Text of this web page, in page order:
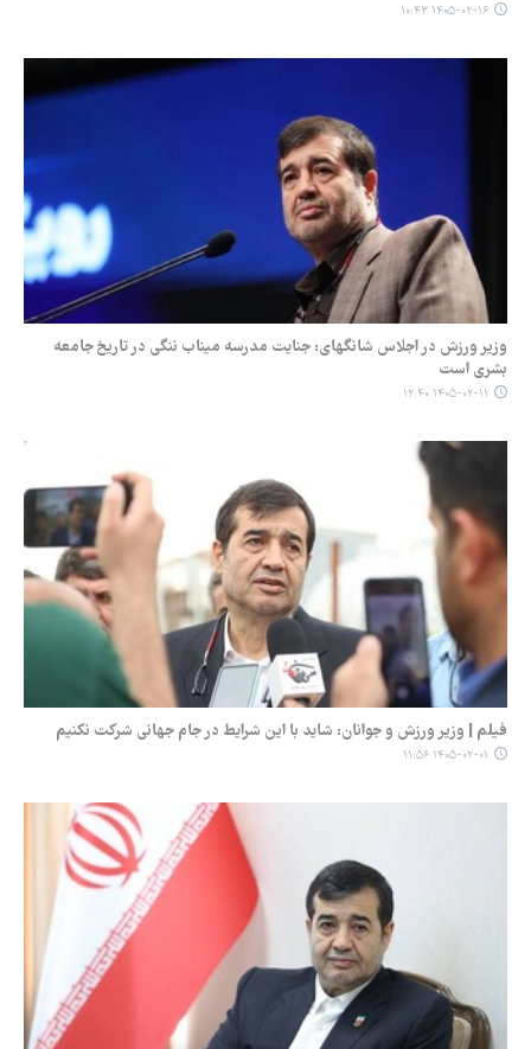
۱۴۰۵-۰۲-۱۶ ۱۰:۴۳
وزیر ورزش در اجلاس شانگهای: جنایت مدرسه میناب ننگی در تاریخ جامعه
بشری است
۱۴۰۵-۰۲-۱۱ ۱۲:۴۰
فیلم | وزیر ورزش و جوانان: شاید با این شرایط در جام جهانی شرکت نکنیم
۱۴۰۵-۰۲-۰۱ ۱۱:۵۶